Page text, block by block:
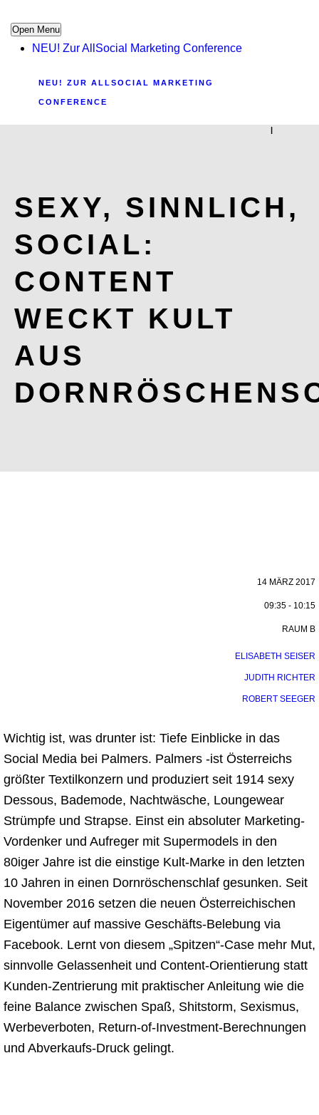
Open Menu
NEU! Zur AllSocial Marketing Conference
NEU! ZUR ALLSOCIAL MARKETING
CONFERENCE
|
SEXY, SINNLICH,
SOCIAL:
CONTENT
WECKT KULT
AUS
14 MÄRZ 2017
09:35 - 10:15
RAUM B
ELISABETH SEISER
JUDITH RICHTER
ROBERT SEEGER
Wichtig ist, was drunter ist: Tiefe Einblicke in das
Social Media bei Palmers. Palmers -ist Österreichs
größter Textilkonzern und produziert seit 1914 sexy
Dessous, Bademode, Nachtwäsche, Loungewear
Strümpfe und Strapse. Einst ein absoluter Marketing-
Vordenker und Aufreger mit Supermodels in den
80iger Jahre ist die einstige Kult-Marke in den letzten
10 Jahren in einen Dornröschenschlaf gesunken. Seit
November 2016 setzen die neuen Österreichischen
Eigentümer auf massive Geschäfts-Belebung via
Facebook. Lernt von diesem „Spitzen“-Case mehr Mut,
sinnvolle Gelassenheit und Content-Orientierung statt
Kunden-Zentrierung mit praktischer Anleitung wie die
feine Balance zwischen Spaß, Shitstorm, Sexismus,
Werbeverboten, Return-of-Investment-Berechnungen
und Abverkaufs-Druck gelingt.